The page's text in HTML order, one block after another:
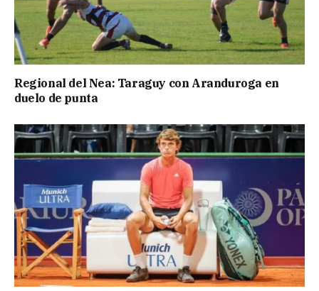
Regional del Nea: Taraguy con Aranduroga en
duelo de punta